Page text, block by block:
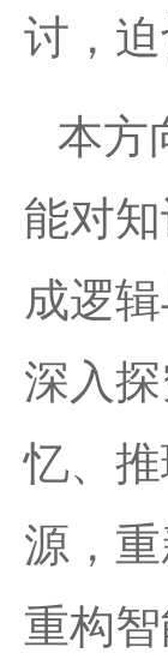
讨，
本方
能对
成逻
深入
忆、
源，重
重构